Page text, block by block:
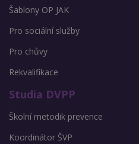
Šablony OP JAK
Pro sociální služby
Pro chůvy
Rekvalifikace
Studia DVPP
Školní metodik prevence
Koordinátor ŠVP